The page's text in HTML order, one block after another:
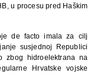
u procesu pred Haškim
de facto imala za cilj
susjednoj Republici
zbog hidroelektrana na
Hrvatske vojske